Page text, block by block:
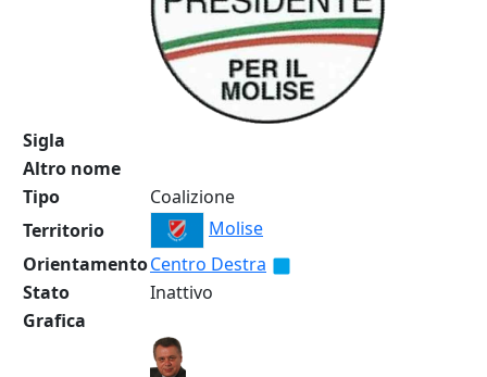
Sigla
Altro nome
Tipo
Coalizione
Territorio
Molise
OrientamentoCentro Destra
Stato
Inattivo
Grafica